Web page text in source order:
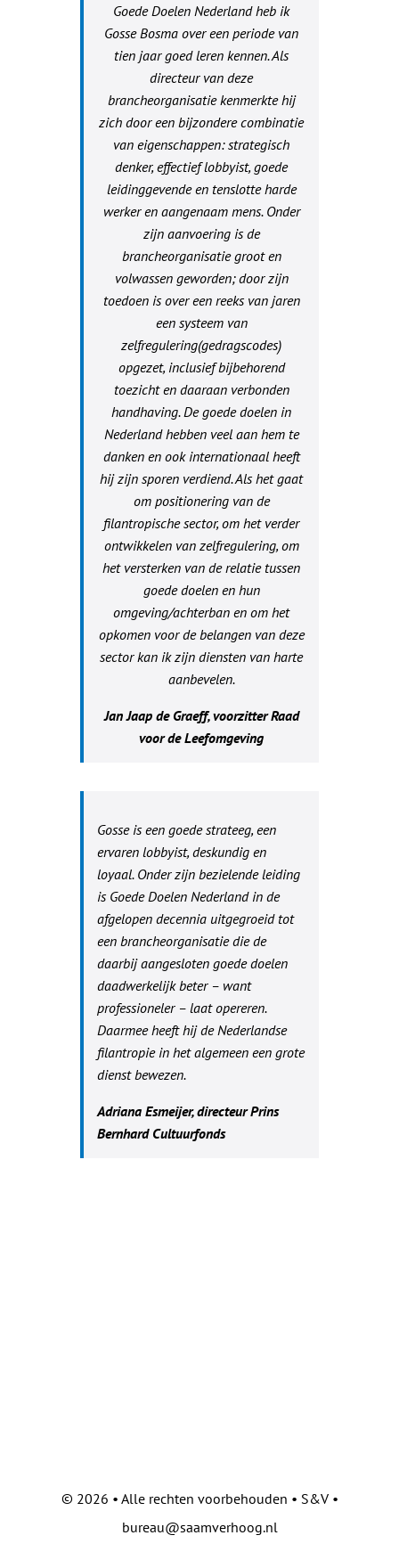
Goede Doelen Nederland heb ik
Gosse Bosma over een periode van
tien jaar goed leren kennen. Als
directeur van deze
brancheorganisatie kenmerkte hij
zich door een bijzondere combinatie
van eigenschappen: strategisch
denker, effectief lobbyist, goede
leidinggevende en tenslotte harde
werker en aangenaam mens. Onder
zijn aanvoering is de
brancheorganisatie groot en
volwassen geworden; door zijn
toedoen is over een reeks van jaren
een systeem van
zelfregulering(gedragscodes)
opgezet, inclusief bijbehorend
toezicht en daaraan verbonden
handhaving. De goede doelen in
Nederland hebben veel aan hem te
danken en ook internationaal heeft
hij zijn sporen verdiend. Als het gaat
om positionering van de
filantropische sector, om het verder
ontwikkelen van zelfregulering, om
het versterken van de relatie tussen
goede doelen en hun
omgeving/achterban en om het
opkomen voor de belangen van deze
sector kan ik zijn diensten van harte
aanbevelen.
Jan Jaap de Graeff, voorzitter Raad
voor de Leefomgeving
Gosse is een goede strateeg, een
ervaren lobbyist, deskundig en
loyaal. Onder zijn bezielende leiding
is Goede Doelen Nederland in de
afgelopen decennia uitgegroeid tot
een brancheorganisatie die de
daarbij aangesloten goede doelen
daadwerkelijk beter – want
professioneler – laat opereren.
Daarmee heeft hij de Nederlandse
filantropie in het algemeen een grote
dienst bewezen.
Adriana Esmeijer, directeur Prins
Bernhard Cultuurfonds
© 2026 • Alle rechten voorbehouden • S&V •
bureau@saamverhoog.nl